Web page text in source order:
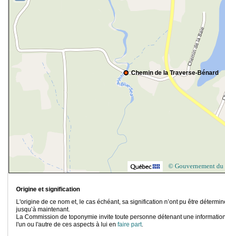
Chemin de la Traverse-Bénard
© Gouvernement du
Origine et signification
L'origine de ce nom et, le cas échéant, sa signification n’ont pu être
jusqu’à maintenant.
La Commission de toponymie invite toute personne détenant une
l'un ou l'autre de ces aspects à lui en faire part.